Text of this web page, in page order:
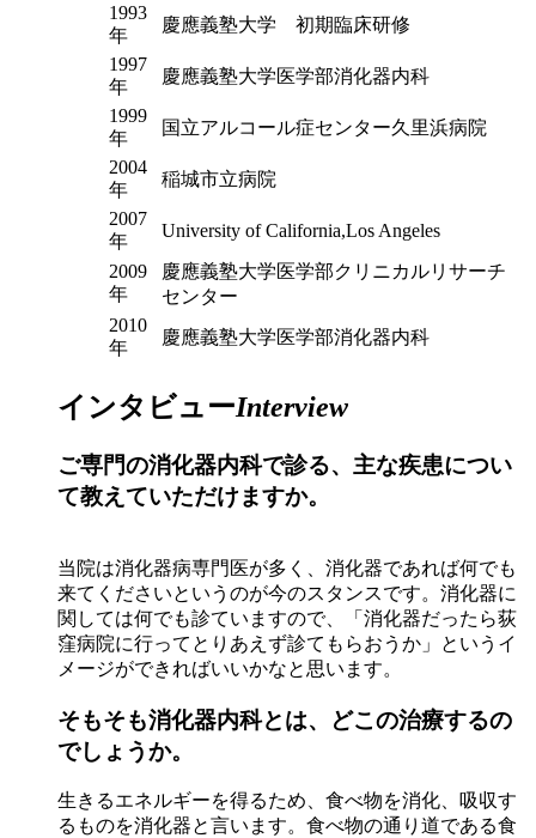
1993
年
慶應義塾大学 初期臨床研修
1997
年
慶應義塾大学医学部消化器内科
1999
年
国立アルコール症センター久里浜病院
2004
年
稲城市立病院
2007
年
University of California,Los Angeles
2009
年
慶應義塾大学医学部クリニカルリサーチ
センター
2010
年
慶應義塾大学医学部消化器内科
インタビューInterview
ご専門の消化器内科で診る、主な疾患につい
て教えていただけますか。
当院は消化器病専門医が多く、消化器であれば何でも
来てくださいというのが今のスタンスです。消化器に
関しては何でも診ていますので、「消化器だったら荻
窪病院に行ってとりあえず診てもらおうか」というイ
メージができればいいかなと思います。
そもそも消化器内科とは、どこの治療するの
でしょうか。
生きるエネルギーを得るため、食べ物を消化、吸収す
るものを消化器と言います。食べ物の通り道である食